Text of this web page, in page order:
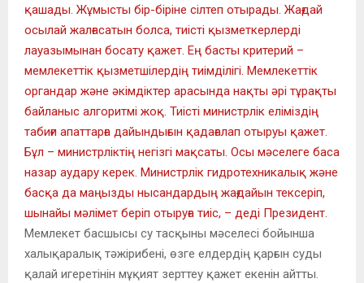
қашады. Жұмысты бір-біріне сілтеп отырады. Жағдай
осылай жалғасатын болса, тиісті қызметкерлерді
лауазымынан босату қажет. Ең басты критерий –
мемлекеттік қызметшілердің тиімділігі. Мемлекеттік
органдар және әкімдіктер арасында нақты әрі тұрақты
байланыс алгоритмі жоқ. Тиісті министрлік еліміздің
табиғи апаттарға дайындығын қадағалап отыруы қажет.
Бұл – министрліктің негізгі мақсаты. Осы мәселеге баса
назар аудару керек. Министрлік гидротехникалық және
басқа да маңызды нысандардың жағдайын тексеріп,
шынайы мәлімет беріп отыруға тиіс, – деді Президент.
Мемлекет басшысы су тасқыны мәселесі бойынша
халықаралық тәжірибені, өзге елдердің қарғын суды
қалай игеретінін мұқият зерттеу қажет екенін айтты.